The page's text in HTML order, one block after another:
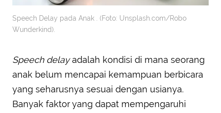
Speech Delay pada Anak . (Foto: Unsplash.com/Robo
Wunderkind).
Speech delayadalah kondisi di mana seorang
anak belum mencapai kemampuan berbicara
yang seharusnya sesuai dengan usianya.
Banyak faktor yang dapat mempengaruhi